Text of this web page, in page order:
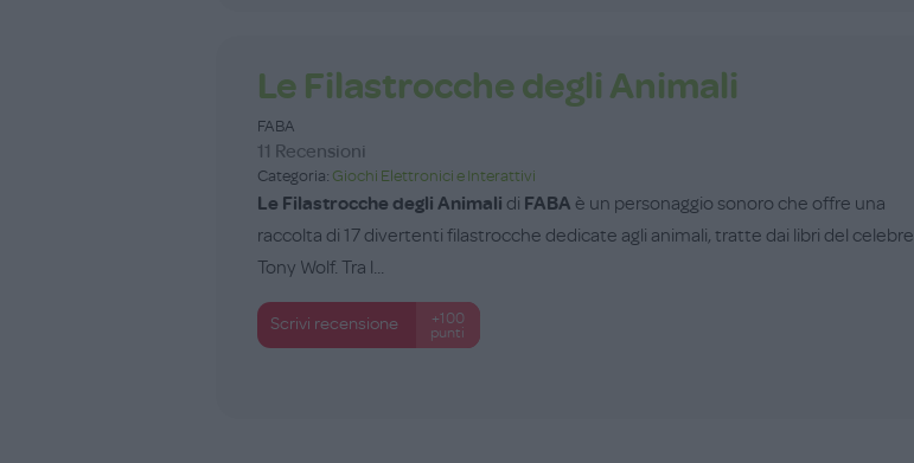
Le Filastrocche degli Animali
FABA
11 Recensioni
Categoria: Giochi Elettronici e Interattivi
Le Filastrocche degli Animali di FABA è un personaggio sonoro che offre una
raccolta di 17 divertenti filastrocche dedicate agli animali, tratte dai libri del celebre
Tony Wolf. Tra l...
Scrivi recensione
+100
punti